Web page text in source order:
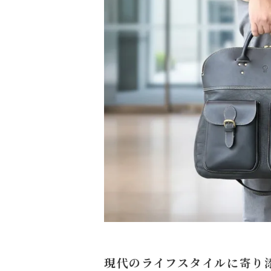
現代のライフスタイルに寄り